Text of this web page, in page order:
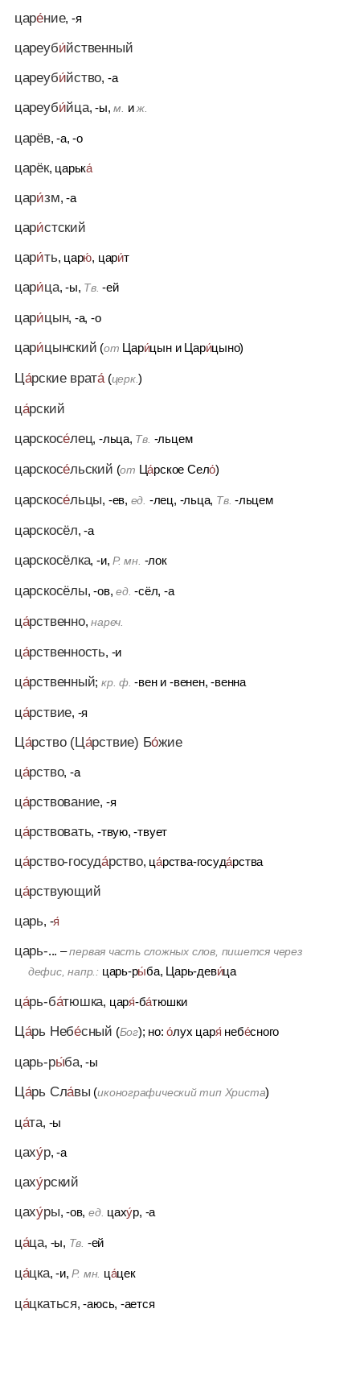
царе́ние, -я
цареуби́йственный
цареуби́йство, -а
цареуби́йца, -ы,м. и ж.
царёв, -а, -о
царёк, царька́
цари́зм, -а
цари́стский
цари́ть, царю́, цари́т
цари́ца, -ы, Тв. -ей
цари́цын, -а, -о
цари́цынский (от Цари́цын иЦари́цыно)
Ца́рские врата́ (церк.)
ца́рский
царскосе́лец, -льца, Тв. -льцем
царскосе́льский (от Ца́рское Село́)
царскосе́льцы, -ев, ед. -лец, -льца, Тв. -льцем
царскосёл, -а
царскосёлка, -и,Р. мн. -лок
царскосёлы, -ов,ед. -сёл, -а
ца́рственно,нареч.
ца́рственность, -и
ца́рственный;кр. ф. -вен и -венен, -венна
ца́рствие, -я
Ца́рство (Ца́рствие) Бо́жие
ца́рство, -а
ца́рствование, -я
ца́рствовать, -твую, -твует
ца́рство-госуда́рство, ца́рства-госуда́рства
ца́рствующий
царь, -я́
царь-... –первая часть сложных слов, пишется через
дефис, напр.: царь-ры́ба, Царь-деви́ца
ца́рь-ба́тюшка, царя́-ба́тюшки
Ца́рь Небе́сный (Бог); но:о́лух царя́ небе́сного
царь-ры́ба, -ы
Ца́рь Сла́вы (иконографический тип Христа)
ца́та, -ы
цаху́р, -а
цаху́рский
цаху́ры, -ов,ед. цаху́р, -а
ца́ца, -ы, Тв. -ей
ца́цка, -и,Р. мн. ца́цек
ца́цкаться, -аюсь, -ается